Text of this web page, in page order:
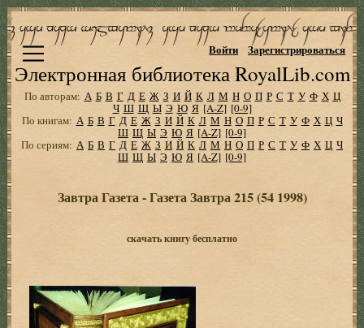
Электронная библиотека RoyalLib.com
Войти Зарегистрироваться
По авторам: А Б В Г Д Е Ж З И Й К Л М Н О П Р С Т У Ф Х Ц
Ч Ш Щ Ы Э Ю Я [A-Z] [0-9]
По книгам: А Б В Г Д Е Ж З И Й К Л М Н О П Р С Т У Ф Х Ц Ч
Ш Щ Ы Э Ю Я [A-Z] [0-9]
По сериям: А Б В Г Д Е Ж З И Й К Л М Н О П Р С Т У Ф Х Ц Ч
Ш Щ Ы Э Ю Я [A-Z] [0-9]
Завтра Газета - Газета Завтра 215 (54 1998)
скачать книгу бесплатно